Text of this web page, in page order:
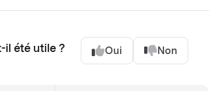
il été utile ? Oui Non